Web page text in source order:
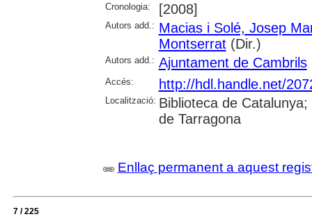
Cronologia: [2008]
Autors add.: Macias i Solé, Josep
Montserrat(Dir.)
Autors add.: Ajuntament de Cambrils
Accés: http://hdl.handle.net/
Localització: Biblioteca de
de Tarragona
Enllaç permanent a aquest
7 / 225